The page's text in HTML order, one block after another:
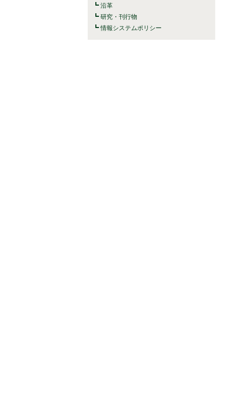
沿革
研究・刊行物
情報システムポリシー